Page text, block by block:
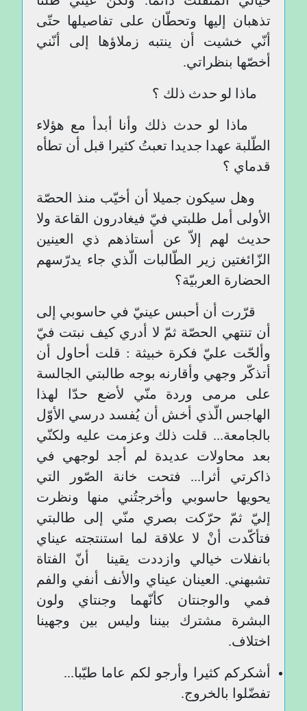
تذهبان إليها وتحطّان على تفاصيلها حتّى
أنّي خشيت أن ينتبه زملاؤها إلى أنّني
أخصّها بنظراتي.
ماذا لو حدث ذلك ؟
ماذا لو حدث ذلك وأنا أبدأ مع هؤلاء
الطّلبة عهدا جديدا تعبتُ كثيرا قبل أن تطأه
قدماي ؟
وهل سيكون جميلا أن أخيّب منذ الحصّة
الأولى أمل طلبتي فيّ فيغادرون القاعة ولا
حديث لهم إلاّ عن أستاذهم ذي العينين
الزّائغتين زير الطّالبات الّذي جاء يدرّسهم
الحضارة العربيّة؟
قرّرت أن أحبس عينيّ في حاسوبي إلى
أن تنتهي الحصّة ثمّ لا أدري كيف نبتت فيّ
وألحّت عليّ فكرة خبيثة : قلت أحاول أن
أتذكّر وجهي وأقارنه بوجه طالبتي الجالسة
على مرمى وردة منّي لأضع حدّا لهذا
الهاجس الّذي أخش أن يُفسد درسي الأوّل
بالجامعة... قلت ذلك وعزمت عليه ولكنّي
بعد محاولات عديدة لم أجد لوجهي في
ذاكرتي أثرا... فتحت خانة الصّور التي
يحويها حاسوبي وأخرجتُني منها ونظرت
إليّ ثمّ حرّكت بصري منّي إلى طالبتي
فتأكّدت أنْ لا علاقة لما استنتجته عيناي
بانفلات خيالي وازددت يقينا أنّ الفتاة
تشبهني. العينان عيناي والأنف أنفي والفم
فمي والوجنتان كأنّهما وجنتاي ولون
البشرة مشترك بيننا وليس بين وجهينا
اختلاف.
أشكركم كثيرا وأرجو لكم عاما طيّبا...
تفضّلوا بالخروج.